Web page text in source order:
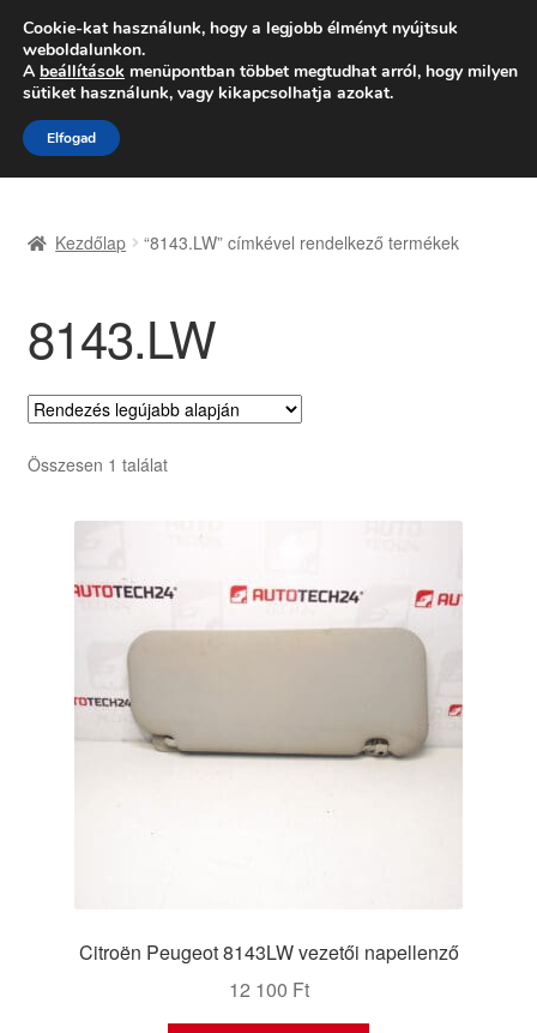
SZÁLLÍTÁS 2618 Ft-tól
Hétfő-Péntek 9:00–16:0006 80 088 054
Ugrás
a
navigációhoz
Kilépés
a
tartalomba
Adatvédelmi irányelvek
Felhasználási feltételek
Kapcsolatba lépni
Kifizetések
Panasz
Panaszkezelési szabályzat
Rólunk
Szekér
Kezdőlap “8143.LW” címkével rendelkező termékek
8143.LW
Összesen 1 találat
Citroën Peugeot 8143LW vezetői napellenző
12 100 Ft
Cookie-kat használunk, hogy a legjobb élményt nyújtsuk
weboldalunkon.
A beállítások menüpontban többet megtudhat arról, hogy milyen
sütiket használunk, vagy kikapcsolhatja azokat.
Elfogad